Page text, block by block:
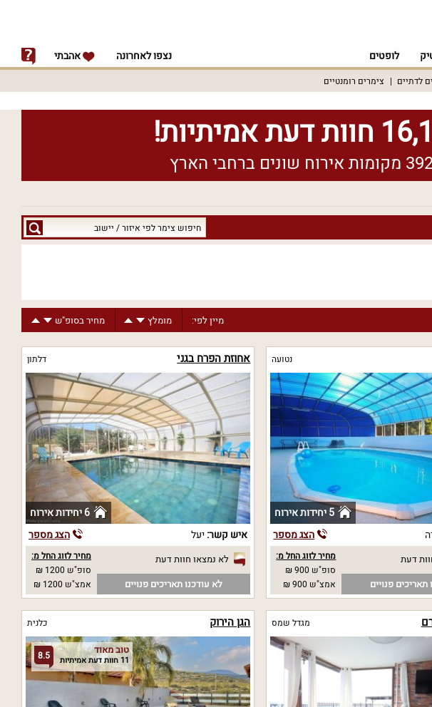
לופטים נצפו לאחרונה אהבתי
לדתיים צימרים רומנטיים
אמיתיות!
חיפוש
צימר
יישוב
מיין לפי: מומלץ מחיר בסופ"ש
נטועה
5 יחידות אירוח
הצג מספר
דעת
תאריכים פנויים
מחיר לזוג החל מ:
סופ"ש 900 ₪
אמצ"ש 900 ₪
אחוזת הפרח בגני דלתון
6 יחידות אירוח
איש קשר:יעל הצג מספר
לא נמצאו חוות דעת
לא עודכנו תאריכים פנויים
מחיר לזוג החל מ:
סופ"ש 1200 ₪
אמצ"ש 1200 ₪
מגדל שמס הגן הירוק כלנית
8.5 טוב מאוד
11 חוות דעת אמיתיות